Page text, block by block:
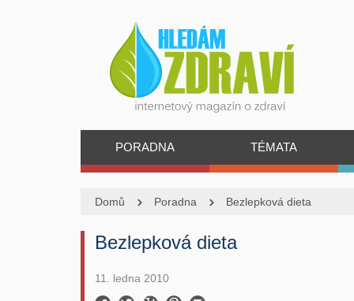
PORADNA TÉMATA
Domů Poradna Bezlepková dieta
Bezlepková dieta
11. ledna 2010